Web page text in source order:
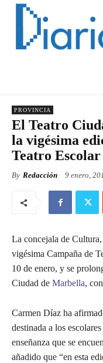
PROVINCIA
El Teatro
la vigésima
Teatro
By Redacción 9 enero,
La concejala de
vigésima Campaña de
10 de enero, y se
Ciudad de Marbella,
Carmen Díaz ha
destinada a los
enseñanza que se
añadido que “en esta